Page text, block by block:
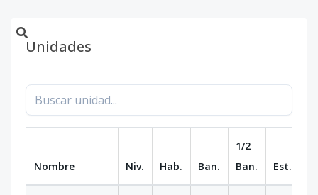
Unidades
Nombre Niv. Hab. Ban.
1/2
Ban.
Est.